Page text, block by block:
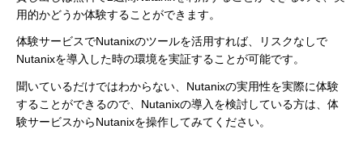
用的かどうか体験することができます。
体験サービスでNutanixのツールを活用すれば、リスクなしで
Nutanixを導入した時の環境を実証することが可能です。
聞いているだけではわからない、Nutanixの実用性を実際に体験
することができるので、Nutanixの導入を検討している方は、体
験サービスからNutanixを操作してみてください。